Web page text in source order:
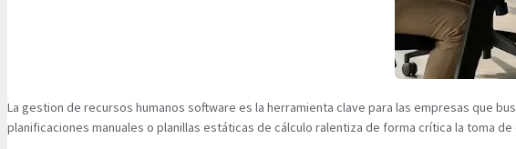
La gestion de recursos humanos software es la herramienta clave para las empresas que
planificaciones manuales o planillas estáticas de cálculo ralentiza de forma crítica la toma